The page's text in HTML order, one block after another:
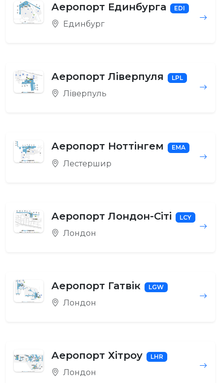
Аеропорт Единбурга EDI
Единбург
Аеропорт Ліверпуля LPL
Ліверпуль
Аеропорт Ноттінгем EMA
Лестершир
Аеропорт Лондон-Сіті LCY
Лондон
Аеропорт Гатвік LGW
Лондон
Аеропорт Хітроу LHR
Лондон